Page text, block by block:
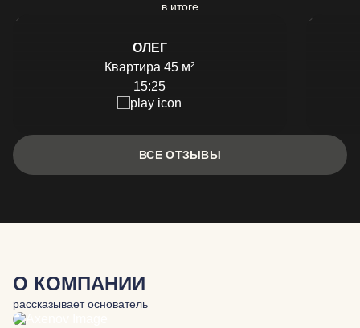
в итоге
ОЛЕГ
Квартира 45 м²
15:25
ВСЕ ОТЗЫВЫ
О КОМПАНИИ
рассказывает основатель